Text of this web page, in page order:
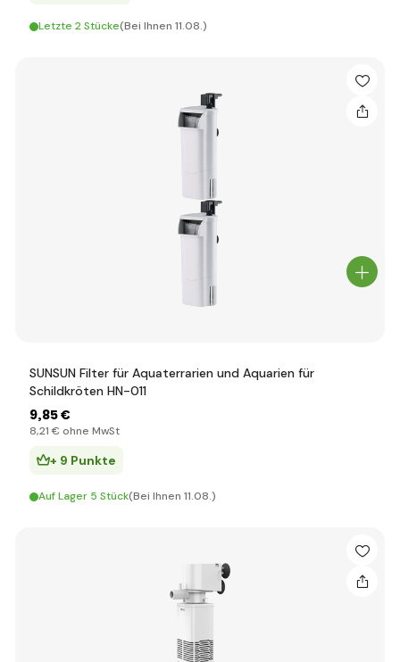
Letzte 2 Stücke(Bei Ihnen 11.08.)
SUNSUN Filter für Aquaterrarien und Aquarien für
Schildkröten HN-011
9,85 €
8,21 € ohne MwSt
+ 9 Punkte
Auf Lager 5 Stück(Bei Ihnen 11.08.)